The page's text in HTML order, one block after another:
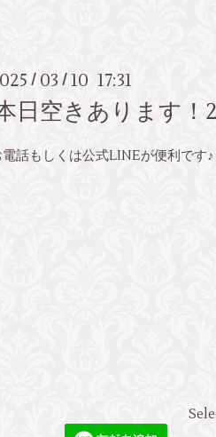
/ 03 / 10 17:31
日空きあります！
電話もしくは公式LINEが便利です♪